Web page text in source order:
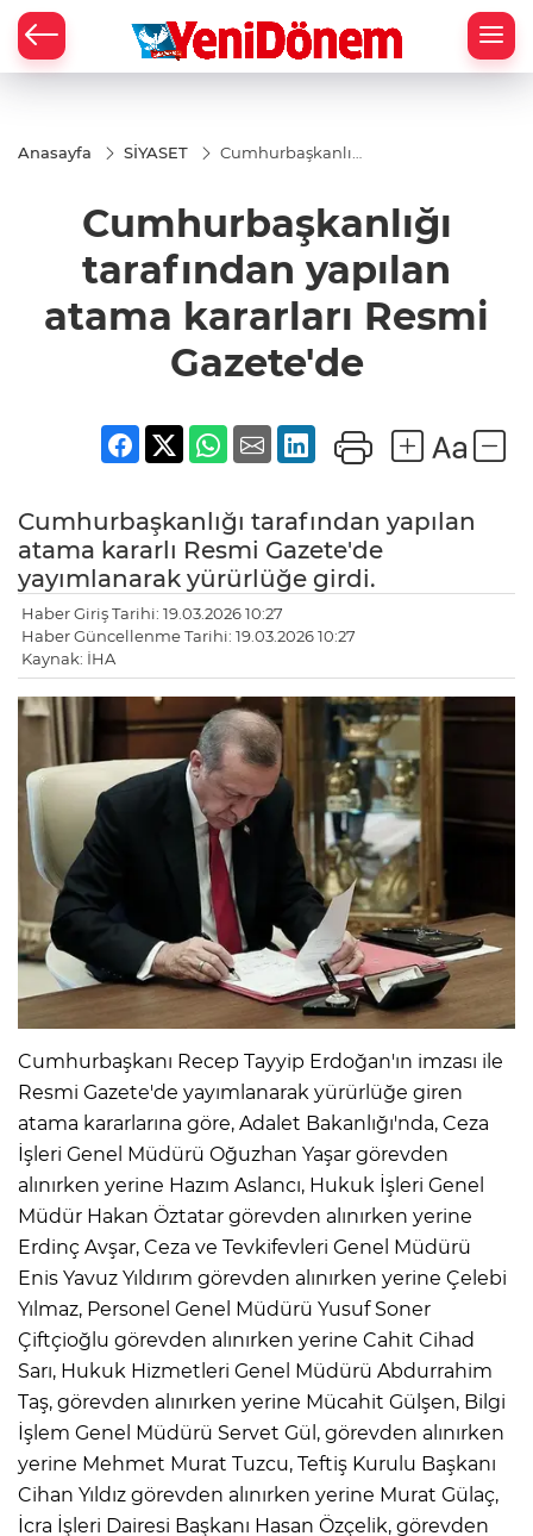
Anasayfa SİYASET
Cumhurbaşkanlığı
Resmi Gazete'de
Cumhurbaşkanlığı
tarafından yapılan
atama kararları Resmi
Gazete'de
Cumhurbaşkanlığı tarafından yapılan
atama kararlı Resmi Gazete'de
yayımlanarak yürürlüğe girdi.
Haber Giriş Tarihi: 19.03.2026 10:27
Haber Güncellenme Tarihi: 19.03.2026 10:27
Kaynak: İHA
Cumhurbaşkanı Recep Tayyip Erdoğan'ın imzası ile
Resmi Gazete'de yayımlanarak yürürlüğe giren
atama kararlarına göre, Adalet Bakanlığı'nda, Ceza
İşleri Genel Müdürü Oğuzhan Yaşar görevden
alınırken yerine Hazım Aslancı, Hukuk İşleri Genel
Müdür Hakan Öztatar görevden alınırken yerine
Erdinç Avşar, Ceza ve Tevkifevleri Genel Müdürü
Enis Yavuz Yıldırım görevden alınırken yerine Çelebi
Yılmaz, Personel Genel Müdürü Yusuf Soner
Çiftçioğlu görevden alınırken yerine Cahit Cihad
Sarı, Hukuk Hizmetleri Genel Müdürü Abdurrahim
Taş, görevden alınırken yerine Mücahit Gülşen, Bilgi
İşlem Genel Müdürü Servet Gül, görevden alınırken
yerine Mehmet Murat Tuzcu, Teftiş Kurulu Başkanı
Cihan Yıldız görevden alınırken yerine Murat Gülaç,
İcra İşleri Dairesi Başkanı Hasan Özçelik, görevden